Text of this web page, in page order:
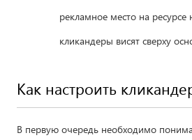
рекламное место на ресурсе
кликандеры висят сверху
Как настроить
В первую очередь необходимо